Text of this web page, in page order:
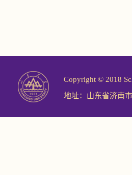
Copyright © 2018
地址：山东省济南